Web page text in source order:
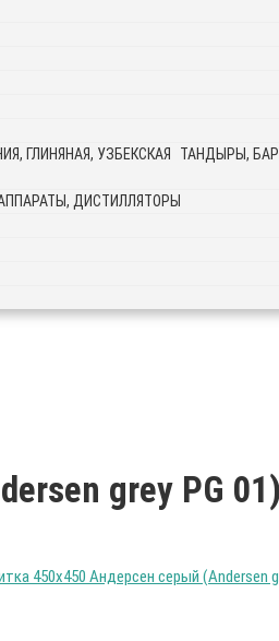
ТАНДЫРЫ,
ДИСТИЛЛЯТОРЫ
grey PG 01)